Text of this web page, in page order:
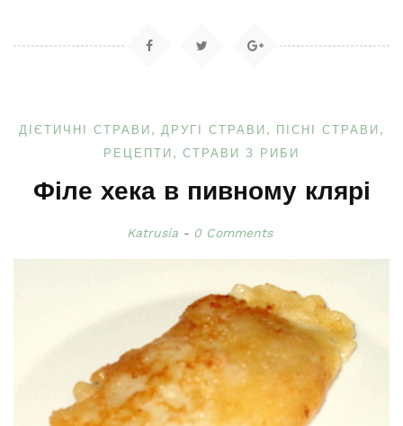
ДІЄТИЧНІ СТРАВИ ДРУГІ СТРАВИ
ПІСНІ СТРАВИ
РЕЦЕПТИ
СТРАВИ З РИБИ
Філе хека в пивному клярі
Katrusia 0 Comments